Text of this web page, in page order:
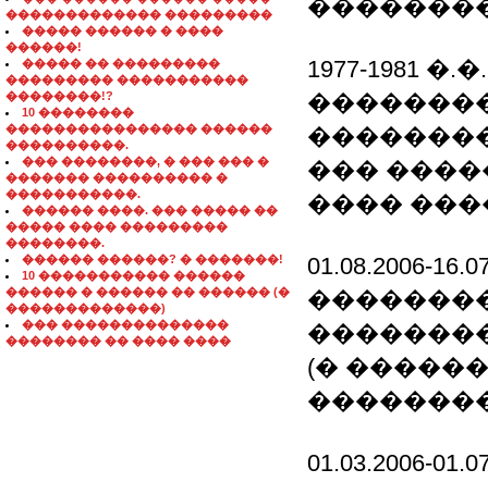
������������� ���������
����� ������ � ����
������!
����� �� ���������
��������� �����������
��������!?
10 ��������
���������������� ������
����������.
��� ��������, � ��� ��� �
������� ���������� �
�����������.
������ ����. ��� ����� ��
����� ���� ���������
��������.
������ ������? � �������!
10 ����������� ������
������ � ������ �� ������ (�
�������������)
��� ��������������
�������� �� ���� ����
1977-1981
���
����
01.08.2006-
(�
01.03.2006-